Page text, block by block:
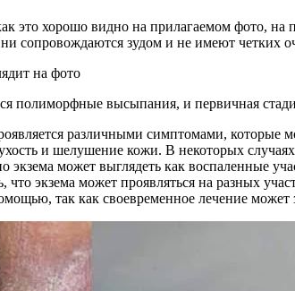
это хорошо видно на прилагаемом фото,
сопровождаются зудом и не имеют четких
полиморфные высыпания, и первичная
различными симптомами, которые
и шелушение кожи. В некоторых
экзема может выглядеть как воспаленные
экзема может проявляться на разных
так как своевременное лечение может